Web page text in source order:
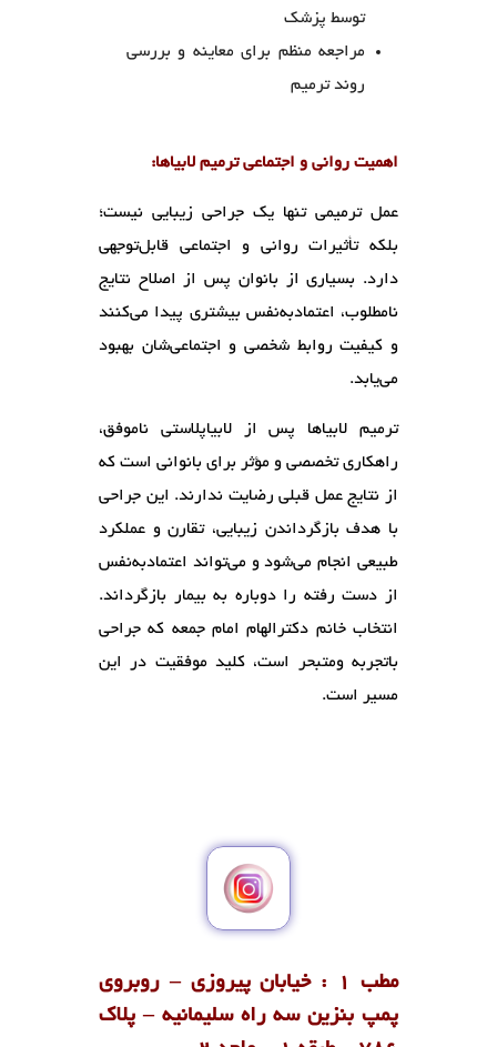
توسط پزشک
مراجعه منظم برای معاینه و بررسی
روند ترمیم
اهمیت روانی و اجتماعی ترمیم لابیاها:
عمل ترمیمی تنها یک جراحی زیبایی نیست؛
بلکه تأثیرات روانی و اجتماعی قابل‌توجهی
دارد. بسیاری از بانوان پس از اصلاح نتایج
نامطلوب، اعتمادبه‌نفس بیشتری پیدا می‌کنند
و کیفیت روابط شخصی و اجتماعی‌شان بهبود
می‌یابد.
ترمیم لابیاها پس از لابیاپلاستی ناموفق،
راهکاری تخصصی و مؤثر برای بانوانی است که
از نتایج عمل قبلی رضایت ندارند. این جراحی
با هدف بازگرداندن زیبایی، تقارن و عملکرد
طبیعی انجام می‌شود و می‌تواند اعتمادبه‌نفس
از دست رفته را دوباره به بیمار بازگرداند.
انتخاب خانم دکترالهام امام جمعه که جراحی
باتجربه ومتبحر است، کلید موفقیت در این
مسیر است.
مطب 1 : خیابان پیروزی – روبروی
پمپ بنزین سه راه سلیمانیه – پلاک